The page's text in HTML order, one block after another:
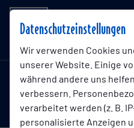
Datenschutzeinstellungen
Wir verwenden Cookies
unserer Website. Einige
während andere uns
verbessern.
verarbeitet werden (z. B.
personalisierte Anzeigen
BSV KICKERS
Regionalliga
Altona
1. Mannschaft